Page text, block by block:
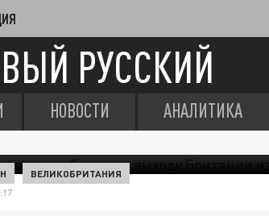
РУССКИЙ
НОВОСТИ АНАЛИТИКА
ВЕЛИКОБРИТАНИЯ